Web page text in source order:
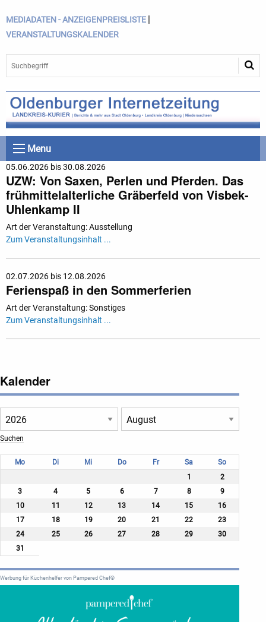
MEDIADATEN - ANZEIGENPREISLISTE |
VERANSTALTUNGSKALENDER
Menu
05.06.2026 bis 30.08.2026
UZW: Von Saxen, Perlen und Pferden. Das
frühmittelalterliche Gräberfeld von Visbek-
Uhlenkamp II
Art der Veranstaltung: Ausstellung
Zum Veranstaltungsinhalt ...
02.07.2026 bis 12.08.2026
Ferienspaß in den Sommerferien
Art der Veranstaltung: Sonstiges
Zum Veranstaltungsinhalt ...
Kalender
Mo Di Mi Do Fr Sa
So
1
2
3
4 5 6 7 8
9
10
11 12 13 14 15
16
17
18 19 20 21 22
23
24
25 26 27 28 29
30
31
Werbung für Küchenhelfer von Pampered Chef®